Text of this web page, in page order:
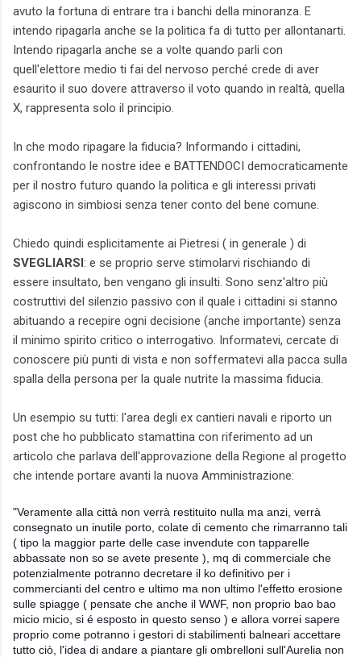
avuto la fortuna di entrare tra i banchi della minoranza. E
intendo ripagarla anche se la politica fa di tutto per allontanarti.
Intendo ripagarla anche se a volte quando parli con
quell'elettore medio ti fai del nervoso perché crede di aver
esaurito il suo dovere attraverso il voto quando in realtà, quella
X, rappresenta solo il principio.
In che modo ripagare la fiducia? Informando i cittadini,
confrontando le nostre idee e BATTENDOCI democraticamente
per il nostro futuro quando la politica e gli interessi privati
agiscono in simbiosi senza tener conto del bene comune.
Chiedo quindi esplicitamente ai Pietresi ( in generale ) di
SVEGLIARSI: e se proprio serve stimolarvi rischiando di
essere insultato, ben vengano gli insulti. Sono senz'altro più
costruttivi del silenzio passivo con il quale i cittadini si stanno
abituando a recepire ogni decisione (anche importante) senza
il minimo spirito critico o interrogativo. Informatevi, cercate di
conoscere più punti di vista e non soffermatevi alla pacca sulla
spalla della persona per la quale nutrite la massima fiducia.
Un esempio su tutti: l'area degli ex cantieri navali e riporto un
post che ho pubblicato stamattina con riferimento ad un
articolo che parlava dell'approvazione della Regione al progetto
che intende portare avanti la nuova Amministrazione:
"Veramente alla città non verrà restituito nulla ma anzi, verrà
consegnato un inutile porto, colate di cemento che rimarranno tali
( tipo la maggior parte delle case invendute con tapparelle
abbassate non so se avete presente ), mq di commerciale che
potenzialmente potranno decretare il ko definitivo per i
commercianti del centro e ultimo ma non ultimo l'effetto erosione
sulle spiagge ( pensate che anche il WWF, non proprio bao bao
micio micio, si é esposto in questo senso ) e allora vorrei sapere
proprio come potranno i gestori di stabilimenti balneari accettare
tutto ciò, l'idea di andare a piantare gli ombrelloni sull'Aurelia non